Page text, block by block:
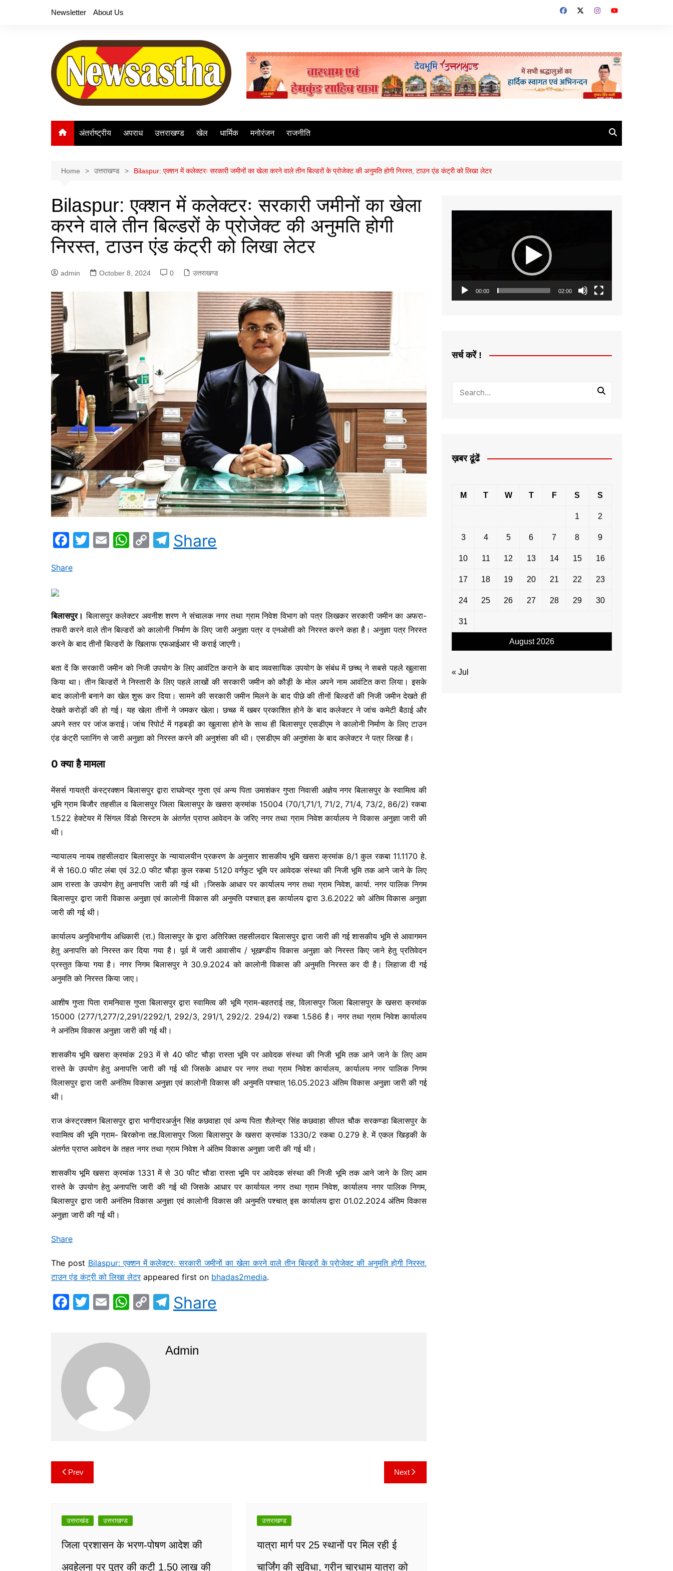
Newsletter About Us
अंतर्राष्ट्रीय अपराध उत्तराखण्ड खेल धार्मिक मनोरंजन राजनीति
Home उत्तराखण्ड Bilaspur: एक्शन में कलेक्टरः सरकारी जमीनों का खेला करने वाले तीन बिल्डरों के प्रोजेक्ट की अनुमति होगी निरस्त, टाउन एंड कंट्री को लिखा लेटर
Bilaspur: एक्शन में कलेक्टरः सरकारी जमीनों का खेला
करने वाले तीन बिल्डरों के प्रोजेक्ट की अनुमति होगी
निरस्त, टाउन एंड कंट्री को लिखा लेटर
admin October 8, 2024 0 उत्तराखण्ड
F
c
o
o
k
T
E
W
p
p
C
n
k
T
el
m
Share
Share
बिलासपुर। बिलासपुर कलेक्टर अवनीश शरण ने संचालक नगर तथा ग्राम निवेश विभाग को पत्र लिखकर सरकारी जमीन का अफरा-
तफरी करने वाले तीन बिल्डरों को कालोनी निर्माण के लिए जारी अनुज्ञा पत्र व एनओसी को निरस्त करने कहा है। अनुज्ञा पत्र निरस्त
करने के बाद तीनों बिल्डरों के खिलाफ एफआईआर भी कराई जाएगी।
बता दें कि सरकारी जमीन को निजी उपयोग के लिए आवंटित कराने के बाद व्यवसायिक उपयोग के संबंध में छच्थ् ने सबसे पहले खुलासा
किया था। तीन बिल्डरों ने निस्तारी के लिए पहले लाखों की सरकारी जमीन को कौड़ी के मोल अपने नाम आवंटित करा लिया। इसके
बाद कालोनी बनाने का खेल शुरू कर दिया। सामने की सरकारी जमीन मिलने के बाद पीछे की तीनों बिल्डरों की निजी जमीन देखते ही
देखते करोड़ों की हो गई। यह खेला तीनों ने जमकर खेला। छच्ळ में खबर प्रकाशित होने के बाद कलेक्टर ने जांच कमेटी बैठाई और
अपने स्तर पर जांज कराई। जांच रिपोर्ट में गड़बड़ी का खुलासा होने के साथ ही बिलासपुर एसडीएम ने कालोनी निर्माण के लिए टाउन
एंड कंट्री प्लानिंग से जारी अनुज्ञा को निरस्त करने की अनुशंसा की थी। एसडीएम की अनुशंसा के बाद कलेक्टर ने पत्र लिखा है।
0 क्या है मामला
मेंसर्स गायत्री कंस्ट्रक्शन बिलासपुर द्वारा राघवेन्द्र गुप्ता एवं अन्य पिता उमाशंकर गुप्ता निवासी अज्ञेय नगर बिलासपुर के स्वामित्व की
भूमि ग्राम बिजौर तहसील व बिलासपुर जिला बिलासपुर के खसरा क्रमांक 15004 (70/1,71/1, 71/2, 71/4, 73/2, 86/2) रकबा
1.522 हेक्टेयर में सिंगल विंडो सिस्टम के अंतर्गत प्राप्त आवेदन के जरिए नगर तथा ग्राम निवेश कार्यालय ने विकास अनुज्ञा जारी की
थी।
न्यायालय नायब तहसीलदार बिलासपुर के न्यायालयीन प्रकरण के अनुसार शासकीय भूमि खसरा क्रमांक 8/1 कुल रकबा 11.1170 हे.
में से 160.0 फीट लंबा एवं 32.0 फीट चौड़ा कुल रकबा 5120 वर्गफुट भूमि पर आवेदक संस्था की निजी भूमि तक आने जाने के लिए
आम रास्ता के उपयोग हेतु अनापत्ति जारी की गई थी ।जिसके आधार पर कार्यालय नगर तथा ग्राम निवेश, कार्या. नगर पालिक निगम
बिलासपुर द्वारा जारी विकास अनुज्ञा एवं कालोनी विकास की अनुमति पश्चात् इस कार्यालय द्वारा 3.6.2022 को अंतिम विकास अनुज्ञा
जारी की गई थी।
कार्यालय अनुविभागीय अधिकारी (रा.) विलासपुर के द्वारा अतिरिक्त तहसीलदार बिलासपुर द्वारा जारी की गई शासकीय भूमि से आवागमन
हेतु अनापत्ति को निरस्त कर दिया गया है। पूर्व में जारी आवासीय / भूखण्डीय विकास अनुज्ञा को निरस्त किए जाने हेतु प्रतिवेदन
प्रस्तुत किया गया है। नगर निगम बिलासपुर ने 30.9.2024 को कालोनी विकास की अनुमति निरस्त कर दी है। लिहाजा दी गई
अनुमति को निरस्त किया जाए।
आशीष गुप्ता पिता रामनिवास गुप्ता बिलासपुर द्वारा स्वामित्व की भूमि ग्राम-बहतराई तह, विलासपुर जिला बिलासपुर के खसरा क्रमांक
15000 (277/1,277/2,291/2292/1, 292/3, 291/1, 292/2. 294/2) रकबा 1.586 है। नगर तथा ग्राम निवेश कार्यालय
ने अनंतिम विकास अनुज्ञा जारी की गई थी।
शासकीय भूमि खसरा क्रमांक 293 में से 40 फीट चौड़ा रास्ता भूमि पर आवेदक संस्था की निजी भूमि तक आने जाने के लिए आम
रास्ते के उपयोग हेतु अनापत्ति जारी की गई थी जिसके आधार पर नगर तथा ग्राम निवेश कार्यालय, कार्यालय नगर पालिक निगम
विलासपुर द्वारा जारी अनंतिम विकास अनुज्ञा एवं कालोनी विकास की अनुमति पश्चात् 16.05.2023 अंतिम विकास अनुज्ञा जारी की गई
थी।
राज कंस्ट्रक्शन बिलासपुर द्वारा भागीदारअर्जुन सिंह कछवाहा एवं अन्य पिता शैलेन्द्र सिंह कछवाहा सीपत चौक सरकण्डा बिलासपुर के
स्वामित्व की भूमि ग्राम- बिरकोना तह.विलासपुर जिला बिलासपुर के खसरा क्रमांक 1330/2 रकबा 0.279 हे. में एकल खिड़की के
अंतर्गत प्राप्त आवेदन के तहत नगर तथा ग्राम निवेश ने अंतिम विकास अनुज्ञा जारी की गई थी।
शासकीय भूमि खसरा क्रमांक 1331 में से 30 फीट चौडा रास्ता भूमि पर आवेदक संस्था की निजी भूमि तक आने जाने के लिए आम
रास्ते के उपयोग हेतु अनापत्ति जारी की गई थी जिसके आधार पर कार्यायल नगर तथा ग्राम निवेश, कार्यालय नगर पालिक निगम,
बिलासपुर द्वारा जारी अनंतिम विकास अनुज्ञा एवं कालोनी विकास की अनुमति पश्चात् इस कार्यालय द्वारा 01.02.2024 अंतिम विकास
अनुज्ञा जारी की गई थी।
Share
The post Bilaspur: एक्शन में कलेक्टरः सरकारी जमीनों का खेला करने वाले तीन बिल्डरों के प्रोजेक्ट की अनुमति होगी निरस्त,
टाउन एंड कंट्री को लिखा लेटरappeared first on bhadas2media.
F
e
b
k
T
er
E
l
W
s
C
n
k
T
el
gr
Share
Admin
Post
navigation
Prev Next
उत्तराखंड उत्तराखण्ड
जिला प्रशासन के भरण-पोषण आदेश की
अवहेलना पर पुत्र की कटी 1.50 लाख की
उत्तराखण्ड
यात्रा मार्ग पर 25 स्थानों पर मिल रही ई
चार्जिंग की सुविधा, ग्रीन चारधाम यात्रा को
00:00 02:00
सर्च करें !
ख़बर ढूंढें
August 2026
M T W T F S S
1 2
3 4 5 6 7 8 9
10 11 12 13 14 15 16
17 18 19 20 21 22 23
24 25 26 27 28 29 30
31
« Jul